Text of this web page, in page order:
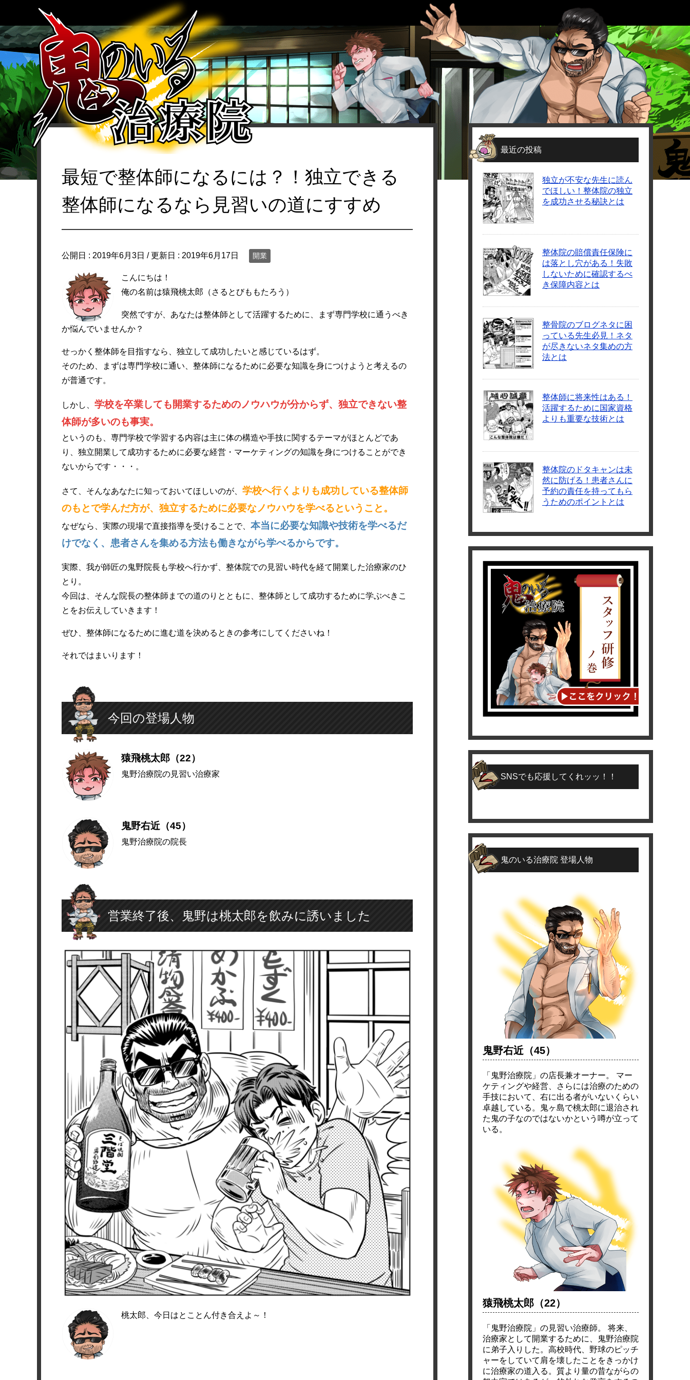
最短で整体師になるには？！独立できる
整体師になるなら見習いの道にすすめ
公開日 : 2019年6月3日 / 更新日 : 2019年6月17日 開業
こんにちは！
俺の名前は猿飛桃太郎（さるとびももたろう）
突然ですが、あなたは整体師として活躍するために、まず専門学校に通うべき
か悩んでいませんか？
せっかく整体師を目指すなら、独立して成功したいと感じているはず。
そのため、まずは専門学校に通い、整体師になるために必要な知識を身につけようと考えるの
が普通です。
しかし、 学校を卒業しても開業するためのノウハウが分からず、独立できない整
体師が多いのも事実。
というのも、専門学校で学習する内容は主に体の構造や手技に関するテーマがほとんどであ
り、独立開業して成功するために必要な経営・マーケティングの知識を身につけることができ
ないからです・・・。
さて、そんなあなたに知っておいてほしいのが、 学校へ行くよりも成功している整体師
のもとで学んだ方が、独立するために必要なノウハウを学べるということ。
なぜなら、実際の現場で直接指導を受けることで、 本当に必要な知識や技術を学べるだ
けでなく、患者さんを集める方法も働きながら学べるからです。
実際、我が師匠の鬼野院長も学校へ行かず、整体院での見習い時代を経て開業した治療家のひ
とり。
今回は、そんな院長の整体師までの道のりとともに、整体師として成功するために学ぶべきこ
とをお伝えしていきます！
ぜひ、整体師になるために進む道を決めるときの参考にしてくださいね！
それではまいります！
今回の登場人物
猿飛桃太郎（22）
鬼野治療院の見習い治療家
鬼野右近（45）
鬼野治療院の院長
営業終了後、鬼野は桃太郎を飲みに誘いました
桃太郎、今日はとことん付き合えよ～！
最近の投稿
独立が不安な先生に読ん
でほしい！整体院の独立
を成功させる秘訣とは
整体院の賠償責任保険に
は落とし穴がある！失敗
しないために確認するべ
き保障内容とは
整骨院のブログネタに困
っている先生必見！ネタ
が尽きないネタ集めの方
法とは
整体師に将来性はある！
活躍するために国家資格
よりも重要な技術とは
整体院のドタキャンは未
然に防げる！患者さんに
予約の責任を持ってもら
うためのポイントとは
SNSでも応援してくれッッ！！
鬼のいる治療院 登場人物
鬼野右近（45）
「鬼野治療院」の店長兼オーナー。 マー
ケティングや経営、さらには治療のための
手技において、右に出る者がいないくらい
卓越している。鬼ヶ島で桃太郎に退治され
た鬼の子なのではないかという噂が立って
いる。
猿飛桃太郎（22）
「鬼野治療院」の見習い治療師。 将来、
治療家として開業するために、鬼野治療院
に弟子入りした。高校時代、野球のピッチ
ャーをしていて肩を壊したことをきっかけ
に治療家の道入る。質より量の昔ながらの